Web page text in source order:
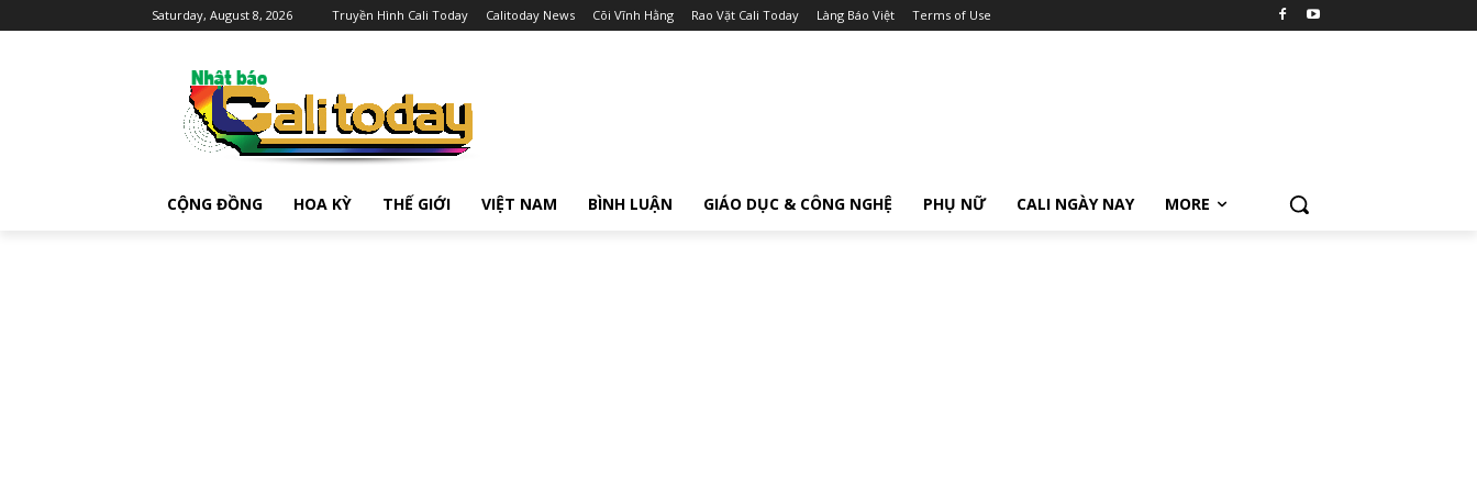
Saturday, August 8, 2026 Truyền Hình Cali Today Calitoday News Cõi Vĩnh Hằng Rao Vặt Cali Today Làng Báo Việt Terms of Use
CỘNG ĐỒNG HOA KỲ THẾ GIỚI VIỆT NAM BÌNH LUẬN GIÁO DỤC & CÔNG NGHỆ PHỤ NỮ CALI NGÀY NAY MORE